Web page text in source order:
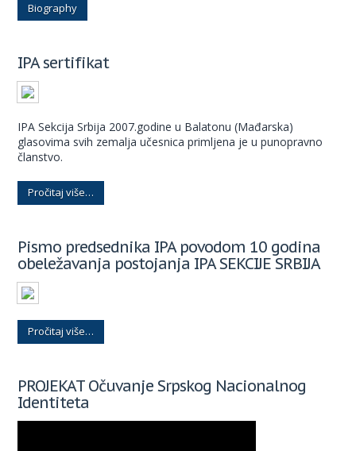
Biography
IPA sertifikat
IPA Sekcija Srbija 2007.godine u Balatonu (Mađarska)
glasovima svih zemalja učesnica primljena je u punopravno
članstvo.
Pročitaj više…
Pismo predsednika IPA povodom 10 godina
obeležavanja postojanja IPA SEKCIJE SRBIJA
Pročitaj više…
PROJEKAT Očuvanje Srpskog Nacionalnog
Identiteta